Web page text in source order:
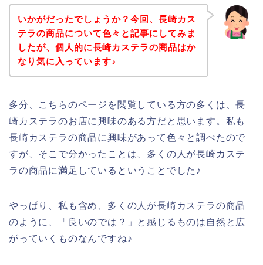
いかがだったでしょうか？今回、長崎カス
テラの商品について色々と記事にしてみま
したが、個人的に長崎カステラの商品はか
なり気に入っています♪
多分、こちらのページを閲覧している方の多くは、長
崎カステラのお店に興味のある方だと思います。私も
長崎カステラの商品に興味があって色々と調べたので
すが、そこで分かったことは、多くの人が長崎カステ
ラの商品に満足しているということでした♪
やっぱり、私も含め、多くの人が長崎カステラの商品
のように、「良いのでは？」と感じるものは自然と広
がっていくものなんですね♪